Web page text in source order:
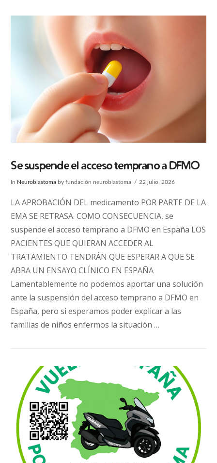
Se suspende el acceso temprano a DFMO
In Neuroblastoma by fundación neuroblastoma 22 julio, 2026
LA APROBACIÓN DEL medicamento POR PARTE DE LA
EMA SE RETRASA. COMO CONSECUENCIA, se
suspende el acceso temprano a DFMO en España LOS
PACIENTES QUE QUIERAN ACCEDER AL
TRATAMIENTO TENDRÁN QUE ESPERAR A QUE SE
ABRA UN ENSAYO CLÍNICO EN ESPAÑA
Lamentablemente no podemos aportar una solución
ante la suspensión del acceso temprano a DFMO en
España, pero si esperamos poder explicar a las
familias de niños enfermos la situación …